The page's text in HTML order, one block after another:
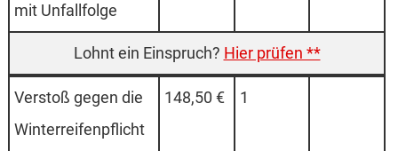
mit Un­fall­fol­ge
Hier prüfen **
Ver­stoß ge­gen die
Winter­rei­fen­pflicht
148,50 € 1